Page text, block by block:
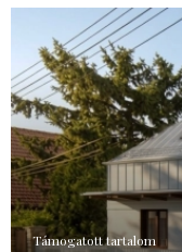
Támogatott tartalom